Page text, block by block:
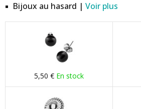
Bijoux au hasard | Voir plus
5,50 € En stock